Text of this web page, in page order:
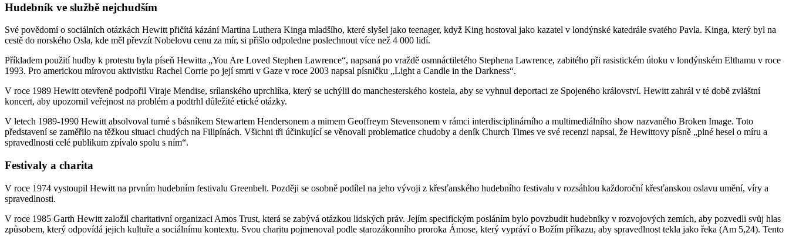
Hudebník ve službě nejchudším
Své povědomí o sociálních otázkách Hewitt přičítá kázání Martina Luthera Kinga mladšího, které slyšel jako teenager, když King hostoval jako kazatel v londýnské katedrále svatého Pavla. Kinga, který byl na
cestě do norského Osla, kde měl převzít Nobelovu cenu za mír, si přišlo odpoledne poslechnout více než 4 000 lidí.
Příkladem použití hudby k protestu byla píseň Hewitta „You Are Loved Stephen Lawrence“, napsaná po vraždě osmnáctiletého Stephena Lawrence, zabitého při rasistickém útoku v londýnském Elthamu v roce
1993. Pro americkou mírovou aktivistku Rachel Corrie po její smrti v Gaze v roce 2003 napsal písničku „Light a Candle in the Darkness“.
V roce 1989 Hewitt otevřeně podpořil Viraje Mendise, srílanského uprchlíka, který se uchýlil do manchesterského kostela, aby se vyhnul deportaci ze Spojeného království. Hewitt zahrál v té době zvláštní
koncert, aby upozornil veřejnost na problém a podtrhl důležité etické otázky.
V letech 1989-1990 Hewitt absolvoval turné s básníkem Stewartem Hendersonem a mimem Geoffreym Stevensonem v rámci interdisciplinárního a multimediálního show nazvaného Broken Image. Toto
představení se zaměřilo na těžkou situaci chudých na Filipínách. Všichni tři účinkující se věnovali problematice chudoby a deník Church Times ve své recenzi napsal, že Hewittovy písně „plné hesel o míru a
spravedlnosti celé publikum zpívalo spolu s ním“.
Festivaly a charita
V roce 1974 vystoupil Hewitt na prvním hudebním festivalu Greenbelt. Později se osobně podílel na jeho vývoji z křesťanského hudebního festivalu v rozsáhlou každoroční křesťanskou oslavu umění, víry a
spravedlnosti.
V roce 1985 Garth Hewitt založil charitativní organizaci Amos Trust, která se zabývá otázkou lidských práv. Jejím specifickým posláním bylo povzbudit hudebníky v rozvojových zemích, aby pozvedli svůj hlas
způsobem, který odpovídá jejich kultuře a sociálnímu kontextu. Svou charitu pojmenoval podle starozákonního proroka Ámose, který vypráví o Božím příkazu, aby spravedlnost tekla jako řeka (Am 5,24). Tento